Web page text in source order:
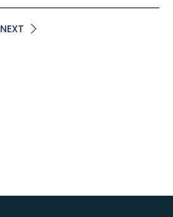
NEXT